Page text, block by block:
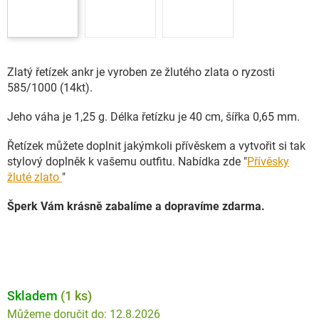
Zlatý řetízek ankr je vyroben ze žlutého zlata o ryzosti
585/1000 (14kt).
Jeho váha je 1,25 g. Délka řetízku je 40 cm, šířka 0,65 mm.
Řetízek můžete doplnit jakýmkoli přívěskem a vytvořit si tak
stylový doplněk k vašemu outfitu. Nabídka zde "Přívěsky
žluté zlato "
Šperk Vám krásně zabalíme a dopravíme zdarma.
Skladem (1 ks)
12.8.2026